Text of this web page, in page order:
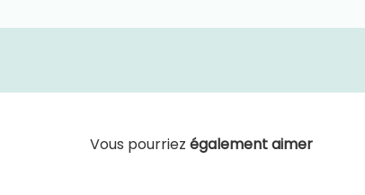
Vous pourriez également aimer